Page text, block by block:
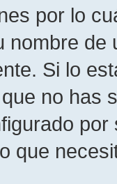
por lo
nombre
Si lo
no has
que